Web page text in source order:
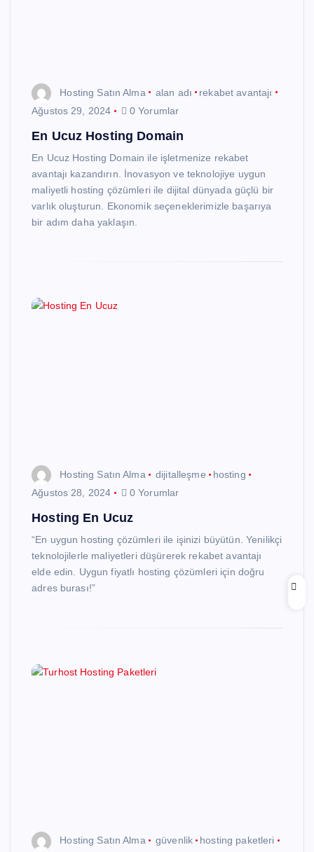
Hosting Satın Alma alan adı
rekabet avantajı
Ağustos 29, 2024
0 Yorumlar
En Ucuz Hosting Domain
En Ucuz Hosting Domain ile işletmenize rekabet
avantajı kazandırın. İnovasyon ve teknolojiye uygun
maliyetli hosting çözümleri ile dijital dünyada güçlü bir
varlık oluşturun. Ekonomik seçeneklerimizle başarıya
bir adım daha yaklaşın.
Hosting Satın Alma dijitalleşme
hosting
Ağustos 28, 2024
0 Yorumlar
Hosting En Ucuz
“En uygun hosting çözümleri ile işinizi büyütün. Yenilikçi
teknolojilerle maliyetleri düşürerek rekabet avantajı
elde edin. Uygun fiyatlı hosting çözümleri için doğru
adres burası!”
Hosting Satın Alma güvenlik
hosting paketleri